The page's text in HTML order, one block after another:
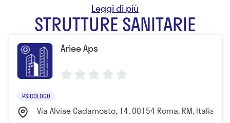
STRUTTURE SANITARIE
Ariee Aps
PSICOLOGO
Via Alvise Cadamosto, 14, 00154 Roma, RM, Italia